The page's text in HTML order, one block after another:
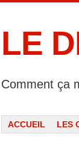
LE
Comment ça
Menu
ALLER AU
ACCUEIL LES